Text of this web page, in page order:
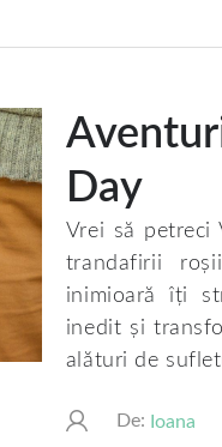
Day
Vrei să petreci
trandafirii
inimioară îți
inedit și
alături de
De: Ioana